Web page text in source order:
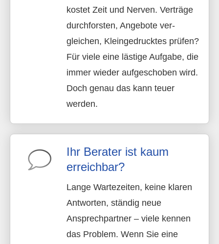
kostet Zeit und Nerven. Verträge
durchforsten, Angebote ver­
gleichen, Kleingedrucktes prüfen?
Für viele eine lästige Aufgabe, die
immer wieder aufgeschoben wird.
Doch genau das kann teuer
werden.
Ihr Berater ist kaum
erreichbar?
Lange Wartezeiten, keine klaren
Antworten, ständig neue
Ansprechpartner – viele kennen
das Problem. Wenn Sie eine